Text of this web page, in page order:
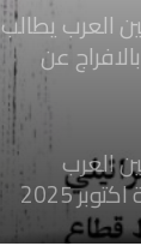
عن
لديها
2025